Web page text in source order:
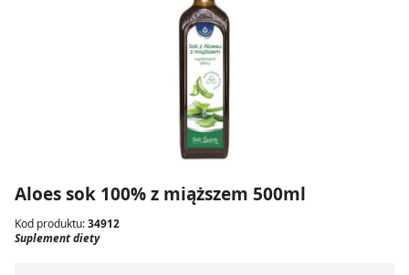
Aloes sok 100% z miąższem 500ml
Kod produktu:34912
Suplement diety